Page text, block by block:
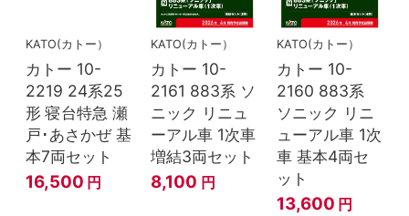
KATO(カトー）
カトー 10-
2219 24系25
形 寝台特急 瀬
戸･あさかぜ 基
本7両セット
16,500 円
KATO(カトー）
カトー 10-
2161 883系 ソ
ニック リニュ
ーアル車 1次車
増結3両セット
8,100 円
KATO(カトー）
カトー 10-
2160 883系
ソニック リニ
ューアル車 1次
車 基本4両セ
ット
13,600 円